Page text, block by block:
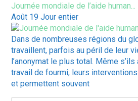
Journée mondiale de l’aide human...
Août 19Jour entier
Dans de nombreuses régions du
travaillent, parfois au péril de leur
l’anonymat le plus total. Même
travail de fourmi, leurs
et permettent souvent